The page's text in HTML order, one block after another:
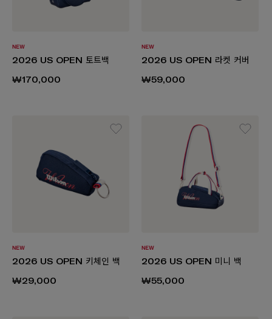
2026 US OPEN 토트백
₩170,000
2026 US OPEN 라켓 커버
₩59,000
2026 US OPEN 키체인 백
₩29,000
2026 US OPEN 미니 백
₩55,000